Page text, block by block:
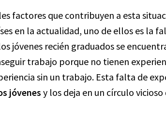
factores que contribuyen a esta
en la actualidad, uno de ellos es la
jóvenes recién graduados se
trabajo porque no tienen
sin un trabajo. Esta falta de
jóvenes y los deja en un círculo